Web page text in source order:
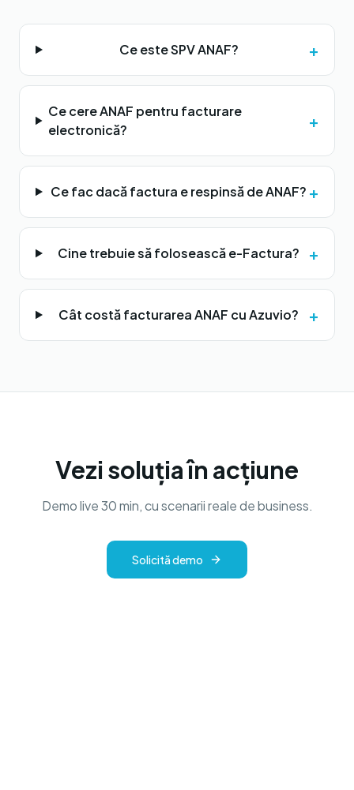
Ce este SPV ANAF? +
Ce cere ANAF pentru facturare
electronică?
+
Ce fac dacă factura e respinsă de ANAF? +
Cine trebuie să folosească e-Factura? +
Cât costă facturarea ANAF cu Azuvio? +
Vezi soluția în acțiune
Demo live 30 min, cu scenarii reale de business.
Solicită demo